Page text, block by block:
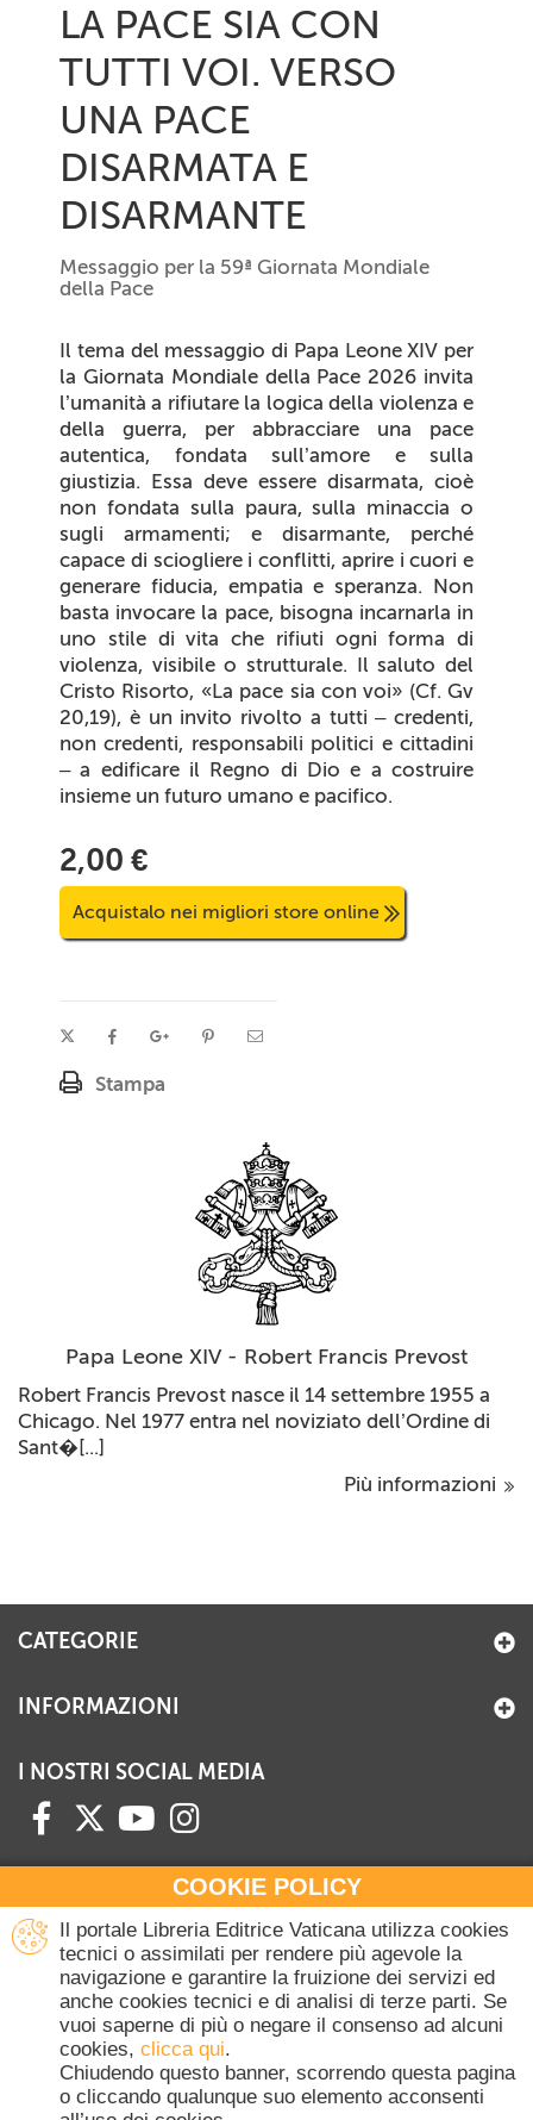
LA PACE SIA CON
TUTTI VOI. VERSO
UNA PACE
DISARMATA E
DISARMANTE
Messaggio per la 59ª Giornata Mondiale
della Pace
Il tema del messaggio di Papa Leone XIV per
la Giornata Mondiale della Pace 2026 invita
l’umanità a rifiutare la logica della violenza e
della guerra, per abbracciare una pace
autentica, fondata sull’amore e sulla
giustizia. Essa deve essere disarmata, cioè
non fondata sulla paura, sulla minaccia o
sugli armamenti; e disarmante, perché
capace di sciogliere i conflitti, aprire i cuori e
generare fiducia, empatia e speranza. Non
basta invocare la pace, bisogna incarnarla in
uno stile di vita che rifiuti ogni forma di
violenza, visibile o strutturale. Il saluto del
Cristo Risorto, «La pace sia con voi» (Cf. Gv
20,19), è un invito rivolto a tutti – credenti,
non credenti, responsabili politici e cittadini
– a edificare il Regno di Dio e a costruire
insieme un futuro umano e pacifico.
2,00 €
Acquistalo nei migliori store online
Stampa
Papa Leone XIV - Robert Francis Prevost
Robert Francis Prevost nasce il 14 settembre 1955 a
Chicago. Nel 1977 entra nel noviziato dell’Ordine di
Sant�[...]
Più informazioni
COOKIE POLICY
Il portale Libreria Editrice Vaticana utilizza cookies
tecnici o assimilati per rendere più agevole la
navigazione e garantire la fruizione dei servizi ed
anche cookies tecnici e di analisi di terze parti. Se
vuoi saperne di più o negare il consenso ad alcuni
cookies, clicca qui.
Chiudendo questo banner, scorrendo questa pagina
o cliccando qualunque suo elemento acconsenti
CATEGORIE
INFORMAZIONI
I NOSTRI SOCIAL MEDIA
HAI BISOGNO DI INFORMAZIONI?
Contattaci all'Ufficio Commerciale
+39 06 698 45780
Lunedì-Giovedì 8-16.30
Venerdì 8-14
(Escluse festività Vaticane)